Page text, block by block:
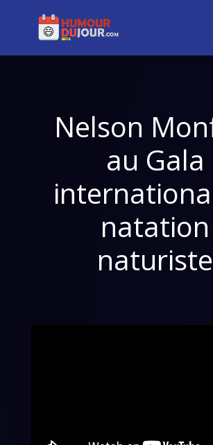
Nelson
au Gala
natation
naturiste